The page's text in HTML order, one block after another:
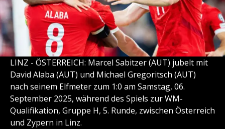
LINZ - ÖSTERREICH: Marcel Sabitzer (AUT) jubelt mit
David Alaba (AUT) und Michael Gregoritsch (AUT)
nach seinem Elfmeter zum 1:0 am Samstag, 06.
September 2025, während des Spiels zur WM-
Qualifikation, Gruppe H, 5. Runde, zwischen Österreich
und Zypern in Linz.